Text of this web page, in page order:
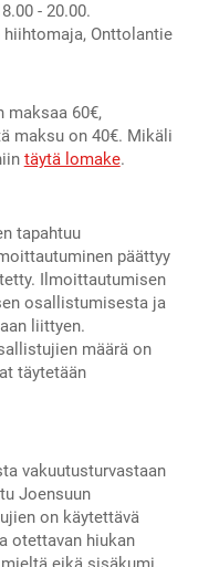
- 20.00.
hiihtomaja, Onttolantie
maksaa 60€,
maksu on 40€. Mikäli
täytä lomake.
tapahtuu
päättyy
Ilmoittautumisen
osallistumisesta ja
liittyen.
määrä on
täytetään
vakuutusturvastaan
Joensuun
on käytettävä
otettavan hiukan